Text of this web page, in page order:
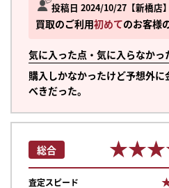
投稿日 2024/10/27 新橋店
買取のご利用初めてのお客様
気に入った点・気に入らなかっ
購入しかなかったけど予想外
べきだった。
総合
査定スピード